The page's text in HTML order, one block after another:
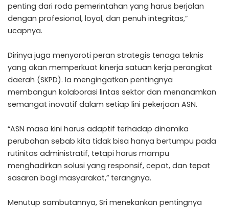
penting dari roda pemerintahan yang harus berjalan
dengan profesional, loyal, dan penuh integritas,”
ucapnya.
Dirinya juga menyoroti peran strategis tenaga teknis
yang akan memperkuat kinerja satuan kerja perangkat
daerah (SKPD). Ia mengingatkan pentingnya
membangun kolaborasi lintas sektor dan menanamkan
semangat inovatif dalam setiap lini pekerjaan ASN.
“ASN masa kini harus adaptif terhadap dinamika
perubahan sebab kita tidak bisa hanya bertumpu pada
rutinitas administratif, tetapi harus mampu
menghadirkan solusi yang responsif, cepat, dan tepat
sasaran bagi masyarakat,” terangnya.
Menutup sambutannya, Sri menekankan pentingnya